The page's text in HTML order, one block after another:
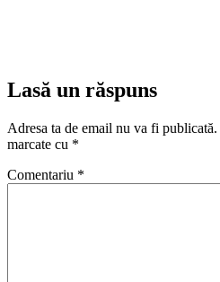
Lasă un răspuns
Adresa ta de email nu va fi publicată.
marcate cu *
Comentariu *